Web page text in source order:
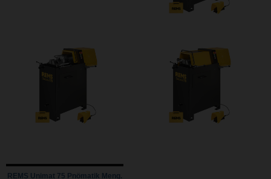
REMS Unimat 75 Pnömatik Meng.